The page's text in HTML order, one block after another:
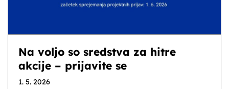
Na voljo so sredstva za hitre
akcije – prijavite se
1. 5. 2026